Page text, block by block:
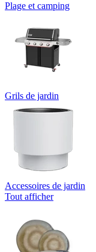
Plage et camping
Grils de jardin
Accessoires de jardin
Tout afficher